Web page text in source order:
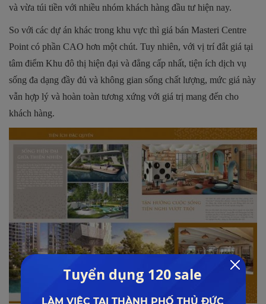
và vừa túi tiền với nhiều nhóm khách hàng đầu tư hiện nay.
So với các dự án khác trong khu vực thì giá bán Masteri Centre
Point có phần CAO hơn một chút. Tuy nhiên, với vị trí đắt giá tại
tâm điểm Khu đô thị hiện đại và đẳng cấp nhất, tiện ích dịch vụ
sống đa dạng đầy đủ và không gian sống chất lượng, mức giá này
vẫn hợp lý và hoàn toàn tương xứng với giá trị mang đến cho
khách hàng.